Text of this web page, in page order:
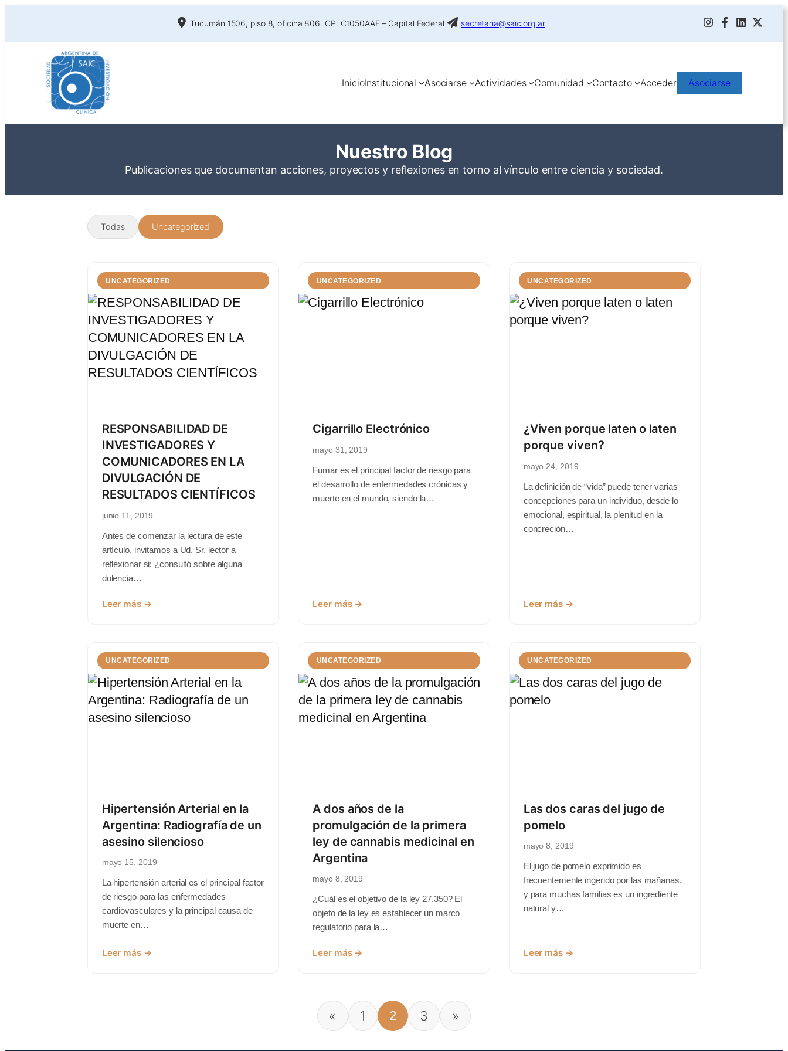
Tucumán 1506, piso 8, oficina 806. CP. C1050AAF – Capital Federal secretaria@saic.org.ar
InicioInstitucional Asociarse Actividades Comunidad Contacto Acceder Asociarse
Nuestro Blog
Publicaciones que documentan acciones, proyectos y reflexiones en torno al vínculo entre ciencia y sociedad.
Todas Uncategorized
UNCATEGORIZED
RESPONSABILIDAD DE
INVESTIGADORES Y
COMUNICADORES EN LA
DIVULGACIÓN DE
RESULTADOS CIENTÍFICOS
junio 11, 2019
Antes de comenzar la lectura de este
artículo, invitamos a Ud. Sr. lector a
reflexionar si: ¿consultó sobre alguna
dolencia…
Leer más →
UNCATEGORIZED
Cigarrillo Electrónico
mayo 31, 2019
Fumar es el principal factor de riesgo para
el desarrollo de enfermedades crónicas y
muerte en el mundo, siendo la…
Leer más →
UNCATEGORIZED
¿Viven porque laten o laten
porque viven?
mayo 24, 2019
La definición de “vida” puede tener varias
concepciones para un individuo, desde lo
emocional, espiritual, la plenitud en la
concreción…
Leer más →
UNCATEGORIZED
Hipertensión Arterial en la
Argentina: Radiografía de un
asesino silencioso
mayo 15, 2019
La hipertensión arterial es el principal factor
de riesgo para las enfermedades
cardiovasculares y la principal causa de
muerte en…
Leer más →
UNCATEGORIZED
A dos años de la
promulgación de la primera
ley de cannabis medicinal en
Argentina
mayo 8, 2019
¿Cuál es el objetivo de la ley 27.350? El
objeto de la ley es establecer un marco
regulatorio para la…
Leer más →
UNCATEGORIZED
Las dos caras del jugo de
pomelo
mayo 8, 2019
El jugo de pomelo exprimido es
frecuentemente ingerido por las mañanas,
y para muchas familias es un ingrediente
natural y…
Leer más →
« 1 2 3 »